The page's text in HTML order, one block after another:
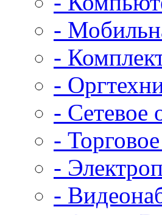
-
-
-
- Сетевое
-
-
-